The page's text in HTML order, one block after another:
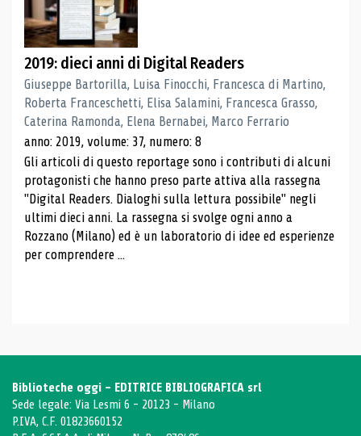
2019: dieci anni di Digital Readers
Giuseppe Bartorilla, Luisa Finocchi, Francesca di Martino,
Roberta Franceschetti, Elisa Salamini, Francesca Grasso,
Caterina Ramonda, Elena Bernabei, Marco Ferrario
anno: 2019, volume: 37, numero: 8
Gli articoli di questo reportage sono i contributi di alcuni
protagonisti che hanno preso parte attiva alla rassegna
"Digital Readers. Dialoghi sulla lettura possibile" negli
ultimi dieci anni. La rassegna si svolge ogni anno a
Rozzano (Milano) ed è un laboratorio di idee ed esperienze
per comprendere ...
Biblioteche oggi - EDITRICE BIBLIOGRAFICA srl
Sede legale: Via Lesmi 6 - 20123 - Milano
P.IVA, C.F. 01823660152